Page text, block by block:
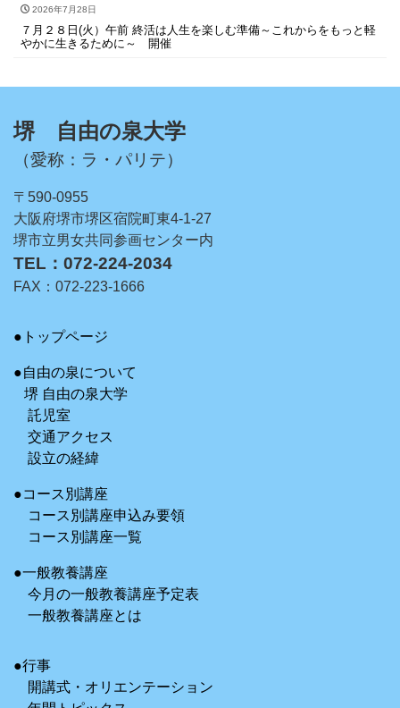
2026年7月28日
７月２８日(火）午前 終活は人生を楽しむ準備～これからをもっと軽
やかに生きるために～ 開催
堺 自由の泉大学
（愛称：ラ・パリテ）
〒590-0955
大阪府堺市堺区宿院町東4-1-27
堺市立男女共同参画センター内
TEL：072-224-2034
FAX：072-223-1666
●トップページ
●自由の泉について
堺 自由の泉大学
託児室
交通アクセス
設立の経緯
●コース別講座
コース別講座申込み要領
コース別講座一覧
●一般教養講座
今月の一般教養講座予定表
一般教養講座とは
●行事
開講式・オリエンテーション